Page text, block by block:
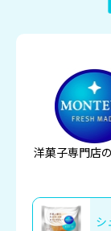
洋菓子専門店
シ